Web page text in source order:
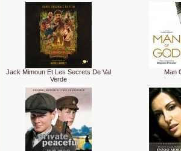
Jack Mimoun Et Les Secrets De Val
Verde
Man